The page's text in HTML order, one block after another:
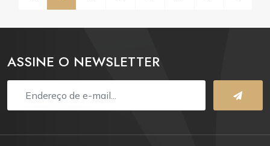
ASSINE O NEWSLETTER